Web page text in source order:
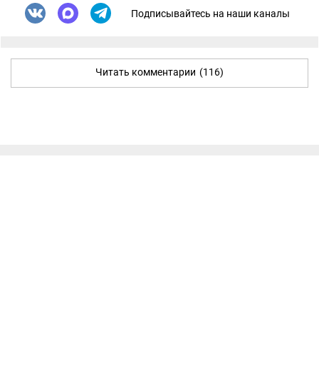
Подписывайтесь на наши каналы
Читать комментарии (116)